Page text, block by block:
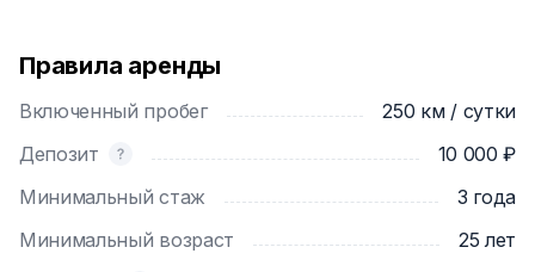
Правила аренды
Включенный пробег
250 км / сутки
Депозит
10 000 ₽
Минимальный стаж
3 года
Минимальный возраст
25 лет